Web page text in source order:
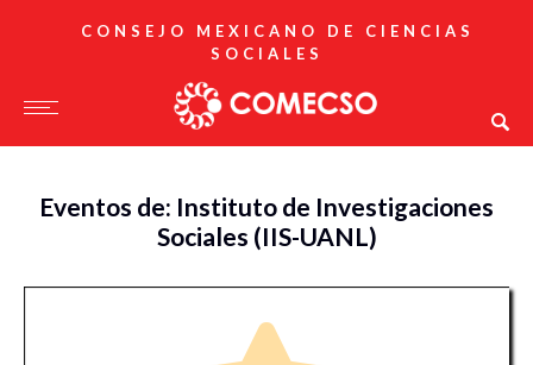
CONSEJO MEXICANO DE CIENCIAS
SOCIALES
Eventos de: Instituto de Investigaciones
Sociales (IIS-UANL)